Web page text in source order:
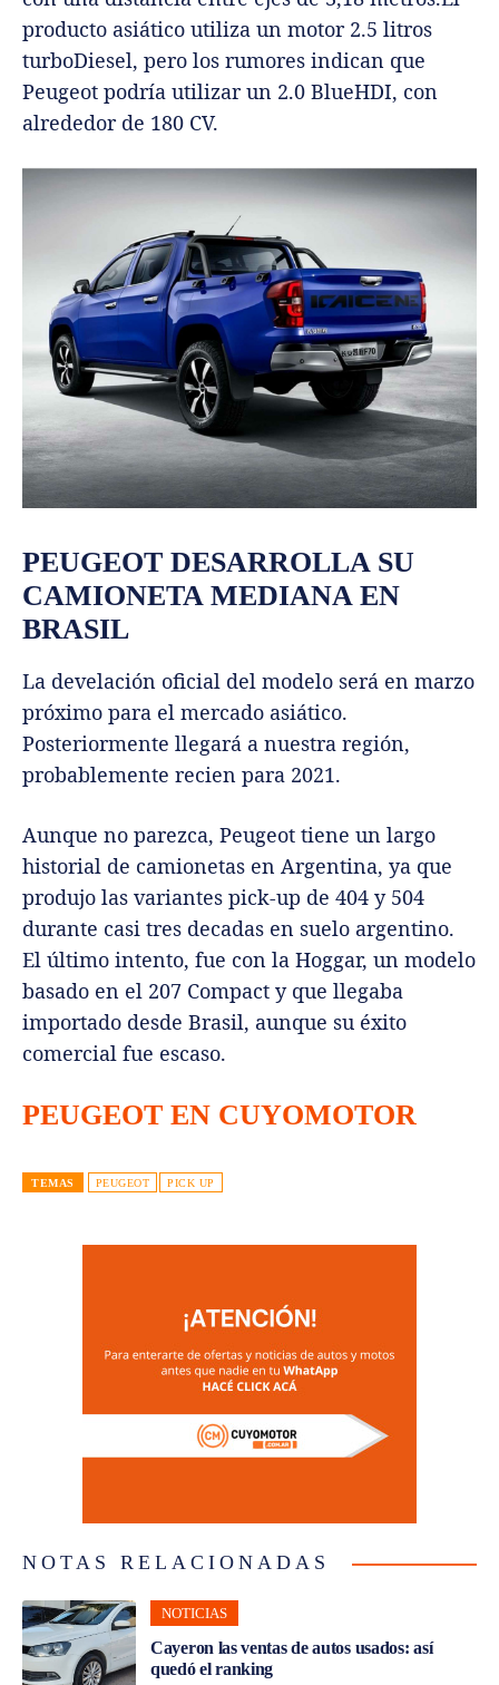
producto asiático utiliza un motor 2.5 litros
turboDiesel, pero los rumores indican que
Peugeot podría utilizar un 2.0 BlueHDI, con
alrededor de 180 CV.
PEUGEOT DESARROLLA SU
CAMIONETA MEDIANA EN
BRASIL
La develación oficial del modelo será en marzo
próximo para el mercado asiático.
Posteriormente llegará a nuestra región,
probablemente recien para 2021.
Aunque no parezca, Peugeot tiene un largo
historial de camionetas en Argentina, ya que
produjo las variantes pick-up de 404 y 504
durante casi tres decadas en suelo argentino.
El último intento, fue con la Hoggar, un modelo
basado en el 207 Compact y que llegaba
importado desde Brasil, aunque su éxito
comercial fue escaso.
PEUGEOT EN CUYOMOTOR
TEMAS PEUGEOT PICK UP
NOTAS RELACIONADAS
NOTICIAS
Cayeron las ventas de autos usados: así
quedó el ranking